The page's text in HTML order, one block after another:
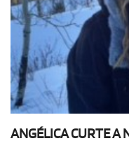
ANGÉLICA CURTE A